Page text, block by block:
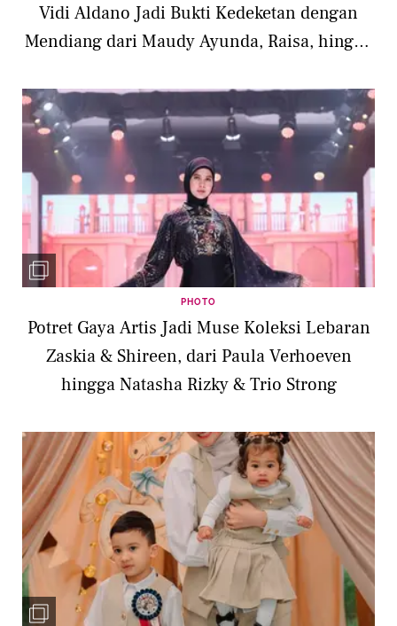
Vidi Aldano Jadi Bukti Kedeketan dengan
Mendiang dari Maudy Ayunda, Raisa, hingga
PHOTO
Potret Gaya Artis Jadi Muse Koleksi Lebaran
Zaskia & Shireen, dari Paula Verhoeven
hingga Natasha Rizky & Trio Strong